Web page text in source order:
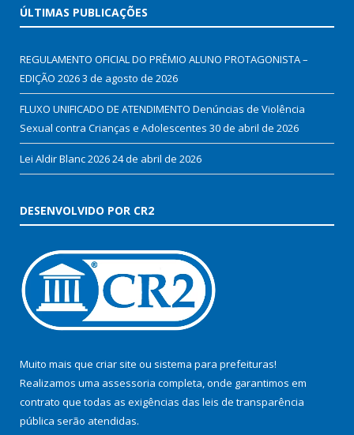
ÚLTIMAS PUBLICAÇÕES
REGULAMENTO OFICIAL DO PRÊMIO ALUNO PROTAGONISTA –
EDIÇÃO 20263 de agosto de 2026
FLUXO UNIFICADO DE ATENDIMENTO Denúncias de Violência
Sexual contra Crianças e Adolescentes 30 de abril de 2026
Lei Aldir Blanc 202624 de abril de 2026
DESENVOLVIDO POR CR2
Muito mais que criar site ou sistema para prefeituras!
Realizamos uma assessoria completa, onde garantimos em
contrato que todas as exigências das leis de transparência
pública serão atendidas.